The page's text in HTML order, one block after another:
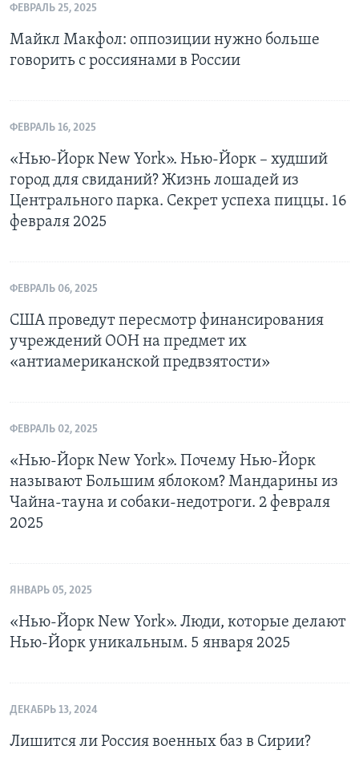
ФЕВРАЛЬ 25, 2025
Майкл Макфол: оппозиции нужно больше
говорить с россиянами в России
ФЕВРАЛЬ 16, 2025
«Нью-Йорк New York». Нью-Йорк – худший
город для свиданий? Жизнь лошадей из
Центрального парка. Секрет успеха пиццы. 16
февраля 2025
ФЕВРАЛЬ 06, 2025
США проведут пересмотр финансирования
учреждений ООН на предмет их
«антиамериканской предвзятости»
ФЕВРАЛЬ 02, 2025
«Нью-Йорк New York». Почему Нью-Йорк
называют Большим яблоком? Мандарины из
Чайна-тауна и собаки-недотроги. 2 февраля
2025
ЯНВАРЬ 05, 2025
«Нью-Йорк New York». Люди, которые делают
Нью-Йорк уникальным. 5 января 2025
ДЕКАБРЬ 13, 2024
Лишится ли Россия военных баз в Сирии?